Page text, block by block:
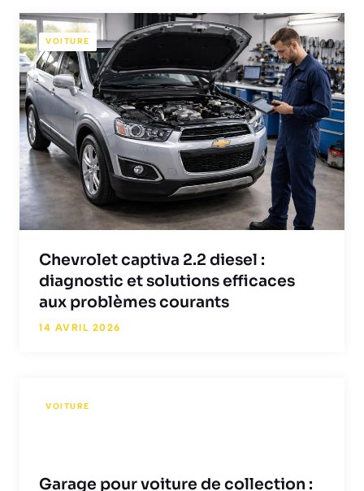
VOITURE
Chevrolet captiva 2.2 diesel :
diagnostic et solutions efficaces
aux problèmes courants
14 AVRIL 2026
VOITURE
Garage pour voiture de collection :